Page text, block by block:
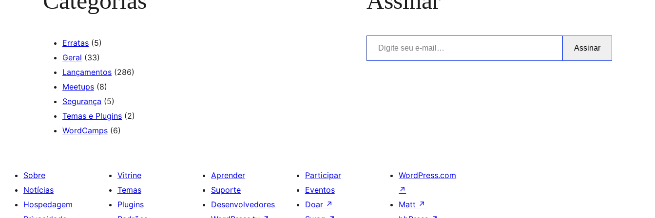
Erratas (5)
Geral (33)
Lançamentos (286)
Meetups (8)
Segurança (5)
Temas e Plugins (2)
WordCamps (6)
Digite seu e-mail…
Assinar
Sobre
Notícias
Hospedagem
Vitrine
Temas
Plugins
Aprender
Suporte
Desenvolvedores
Participar
Eventos
Doar ↗
WordPress.com
↗
Matt ↗